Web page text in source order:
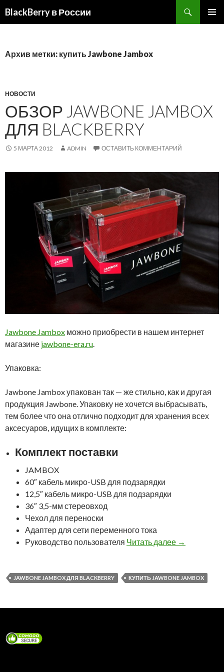
BlackBerry в России
Архив метки: купить Jawbone Jambox
НОВОСТИ
ОБЗОР JAWBONE JAMBOX
ДЛЯ BLACKBERRY
5 МАРТА 2012 ADMIN ОСТАВИТЬ КОММЕНТАРИЙ
Jawbone Jambox можно приобрести в нашем интернет
магазине jawbone-era.ru
Упаковка:
Jawbone Jambox упакован так — же стильно, как и другая
продукция Jawbone. Упаковку не хочется выбрасывать,
тем более что она отлично подходит для хранения всех
аксесуаров, идущих в комплекте:
Комплект поставки
JAMBOX
60″ кабель микро-USB для подзарядки
12,5″ кабель микро-USB для подзарядки
36″ 3,5-мм стереовход
Чехол для переноски
Адаптер для сети переменного тока
Руководство пользователя Читать далее Обзор
→
JAWBONE JAMBOX ДЛЯ BLACKBERRY КУПИТЬ JAWBONE JAMBOX